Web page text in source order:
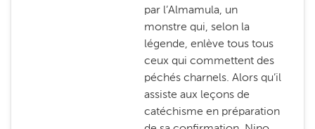
par l’Almamula, un
monstre qui, selon la
légende, enlève tous tous
ceux qui commettent des
péchés charnels. Alors qu’il
assiste aux leçons de
catéchisme en préparation